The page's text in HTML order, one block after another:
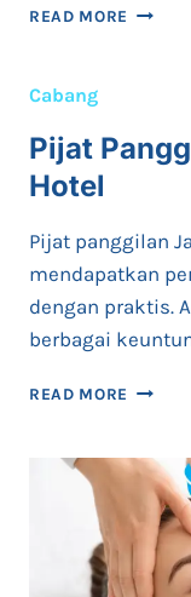
READ MORE PIJAT
24
JAM
Cabang
Pijat
Hotel
Pijat panggilan
mendapatkan
dengan praktis.
berbagai
READ MORE PIJAT
24
JAM
KE
HOTEL